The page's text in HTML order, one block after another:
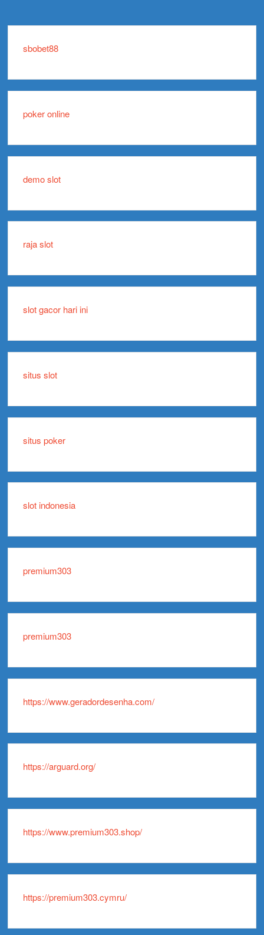
sbobet88
poker online
demo slot
raja slot
slot gacor hari ini
situs slot
situs poker
slot indonesia
premium303
premium303
https://www.geradordesenha.com/
https://arguard.org/
https://www.premium303.shop/
https://premium303.cymru/